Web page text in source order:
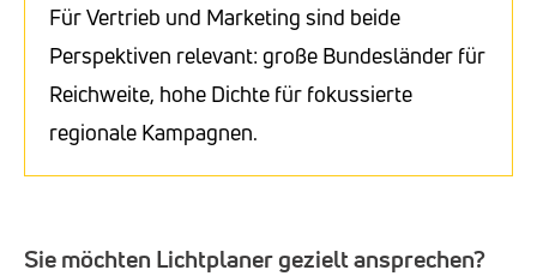
Für Vertrieb und Marketing sind beide
Perspektiven relevant: große Bundesländer für
Reichweite, hohe Dichte für fokussierte
regionale Kampagnen.
Sie möchten Lichtplaner gezielt ansprechen?